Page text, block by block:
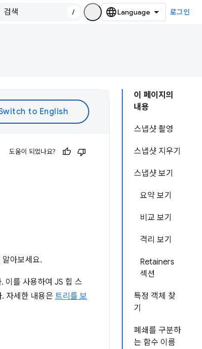
/ 로그인
이 페이지의
내용
스냅샷 촬영
스냅샷 지우기
스냅샷 보기
요약 보기
비교 보기
격리 보기
Retainers
섹션
특정 객체 찾
기
폐쇄를 구분하
는 함수 이름
도움이 되었나요?
아보세요.
이를 사용하여 JS 힙 스
자세한 내용은 트리를 보